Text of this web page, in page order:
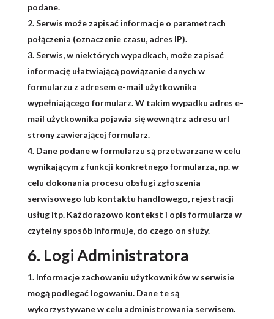
podane.
Serwis może zapisać informacje o parametrach
połączenia (oznaczenie czasu, adres IP).
Serwis, w niektórych wypadkach, może zapisać
informację ułatwiającą powiązanie danych w
formularzu z adresem e-mail użytkownika
wypełniającego formularz. W takim wypadku adres e-
mail użytkownika pojawia się wewnątrz adresu url
strony zawierającej formularz.
Dane podane w formularzu są przetwarzane w celu
wynikającym z funkcji konkretnego formularza, np. w
celu dokonania procesu obsługi zgłoszenia
serwisowego lub kontaktu handlowego, rejestracji
usług itp. Każdorazowo kontekst i opis formularza w
czytelny sposób informuje, do czego on służy.
6. Logi Administratora
Informacje zachowaniu użytkowników w serwisie
mogą podlegać logowaniu. Dane te są
wykorzystywane w celu administrowania serwisem.